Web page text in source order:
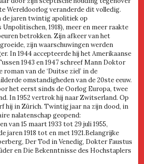
Wereldoorlog veranderde dit volledig.
de jaren twintig apolitiek op
1918), meer en meer raakte
betrokken. Zijn afkeer van het
zijn waarschuwingen werden
In 1944 accepteerde hij het Amerikaanse
1943 en 1947 schreef Mann Doktor
roman van de ‘Duitse ziel’ in de
omstandigheden van de 20ste eeuw.
het eerst sinds de Oorlog Europa, twee
In 1952 vertrok hij naar Zwitserland. Op
hij in Zürich. Twintig jaar na zijn dood, in
nalatenschap geopend:
van 15 maart 1933 tot 29 juli 1955,
jaren 1918 tot en met 1921.Belangrijke
Der Tod in Venedig, Dokter Faustus
en Die Bekenntnisse des Hochstaplers